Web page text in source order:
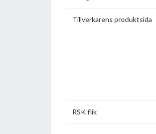
Tillverkarens produktsida
RSK flik